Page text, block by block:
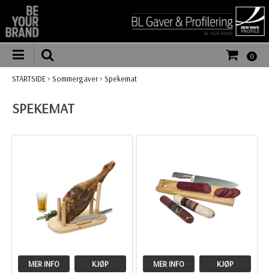
0
STARTSIDE> Sommergaver> Spekemat
SPEKEMAT
MER INFO KJØP MER INFO KJØP